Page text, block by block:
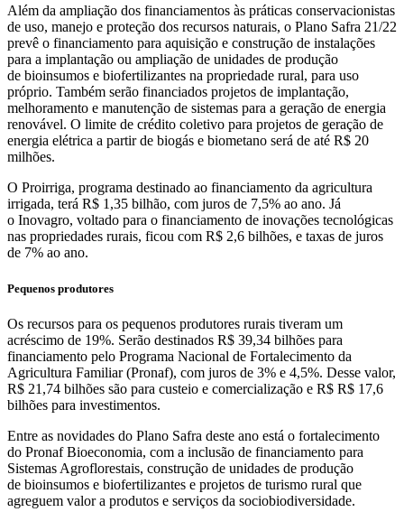
Além da ampliação dos financiamentos às práticas conservacionistas
de uso, manejo e proteção dos recursos naturais, o Plano Safra 21/22
prevê o financiamento para aquisição e construção de instalações
para a implantação ou ampliação de unidades de produção
de bioinsumos e biofertilizantes na propriedade rural, para uso
próprio. Também serão financiados projetos de implantação,
melhoramento e manutenção de sistemas para a geração de energia
renovável. O limite de crédito coletivo para projetos de geração de
energia elétrica a partir de biogás e biometano será de até R$ 20
milhões.
O Proirriga, programa destinado ao financiamento da agricultura
irrigada, terá R$ 1,35 bilhão, com juros de 7,5% ao ano. Já
o Inovagro, voltado para o financiamento de inovações tecnológicas
nas propriedades rurais, ficou com R$ 2,6 bilhões, e taxas de juros
de 7% ao ano.
Pequenos produtores
Os recursos para os pequenos produtores rurais tiveram um
acréscimo de 19%. Serão destinados R$ 39,34 bilhões para
financiamento pelo Programa Nacional de Fortalecimento da
Agricultura Familiar (Pronaf), com juros de 3% e 4,5%. Desse valor,
R$ 21,74 bilhões são para custeio e comercialização e R$ R$ 17,6
bilhões para investimentos.
Entre as novidades do Plano Safra deste ano está o fortalecimento
do Pronaf Bioeconomia, com a inclusão de financiamento para
Sistemas Agroflorestais, construção de unidades de produção
de bioinsumos e biofertilizantes e projetos de turismo rural que
agreguem valor a produtos e serviços da sociobiodiversidade.